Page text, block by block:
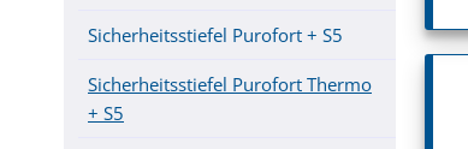
Sicherheitsstiefel Purofort + S5
Sicherheitsstiefel Purofort Thermo
+ S5